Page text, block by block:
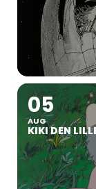
05
AUG
KIKI DEN